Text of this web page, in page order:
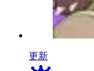
更新